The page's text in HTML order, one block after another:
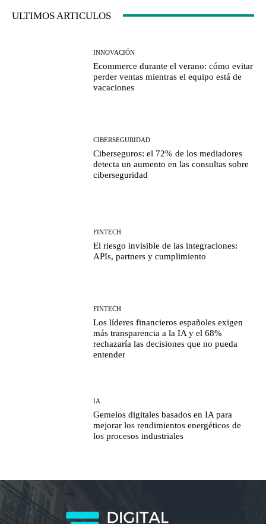
ULTIMOS ARTICULOS
INNOVACIÓN
Ecommerce durante el verano: cómo evitar
perder ventas mientras el equipo está de
vacaciones
CIBERSEGURIDAD
Ciberseguros: el 72% de los mediadores
detecta un aumento en las consultas sobre
ciberseguridad
FINTECH
El riesgo invisible de las integraciones:
APIs, partners y cumplimiento
FINTECH
Los líderes financieros españoles exigen
más transparencia a la IA y el 68%
rechazaría las decisiones que no pueda
entender
IA
Gemelos digitales basados en IA para
mejorar los rendimientos energéticos de
los procesos industriales